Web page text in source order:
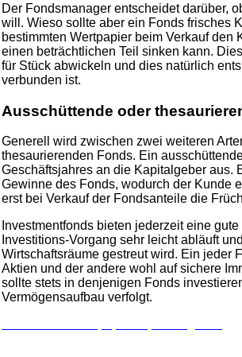
Der Fondsmanager entscheidet darüber,
will. Wieso sollte aber ein Fonds frisches
bestimmten Wertpapier beim Verkauf
einen beträchtlichen Teil sinken kann.
für Stück abwickeln und dies natürlich
verbunden ist.
Ausschüttende oder
Generell wird zwischen zwei weiteren
thesaurierenden Fonds. Ein
Geschäftsjahres an die Kapitalgeber aus.
Gewinne des Fonds, wodurch der Kunde
erst bei Verkauf der Fondsanteile die
Investmentfonds bieten jederzeit eine
Investitions-Vorgang sehr leicht abläuft
Wirtschaftsräume gestreut wird. Ein jeder
Aktien und der andere wohl auf sichere
sollte stets in denjenigen Fonds
Vermögensaufbau verfolgt.